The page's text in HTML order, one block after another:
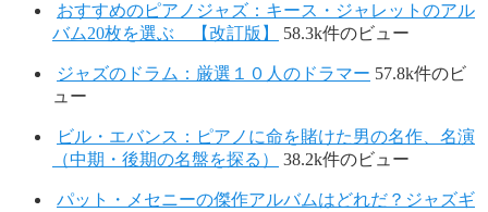
おすすめのピアノジャズ：キース・ジャレットのアル
バム20枚を選ぶ 【改訂版】
58.3k件のビュー
ジャズのドラム：厳選１０人のドラマー 57.8k件のビ
ュー
ビル・エバンス：ピアノに命を賭けた男の名作、名演
（中期・後期の名盤を探る）
38.2k件のビュー
パット・メセニーの傑作アルバムはどれだ？ジャズギ